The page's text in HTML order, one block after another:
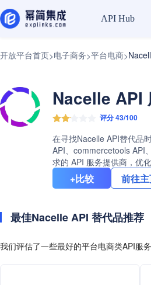
API Hub
开放平台首页>电子商务>平台电商>
Nacelle API
评分 43/100
在寻找Nacelle API替代品
API、commercetools API
求的 API 服务提供商，优化
+比较 前往
最佳Nacelle API 替代品推荐
我们评估了一些最好的平台电商类API服